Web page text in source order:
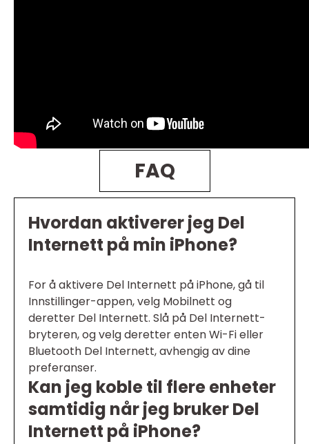
FAQ
Hvordan aktiverer jeg Del
Internett på min iPhone?
For å aktivere Del Internett på iPhone, gå til
Innstillinger-appen, velg Mobilnett og
deretter Del Internett. Slå på Del Internett-
bryteren, og velg deretter enten Wi-Fi eller
Bluetooth Del Internett, avhengig av dine
preferanser.
Kan jeg koble til flere enheter
samtidig når jeg bruker Del
Internett på iPhone?